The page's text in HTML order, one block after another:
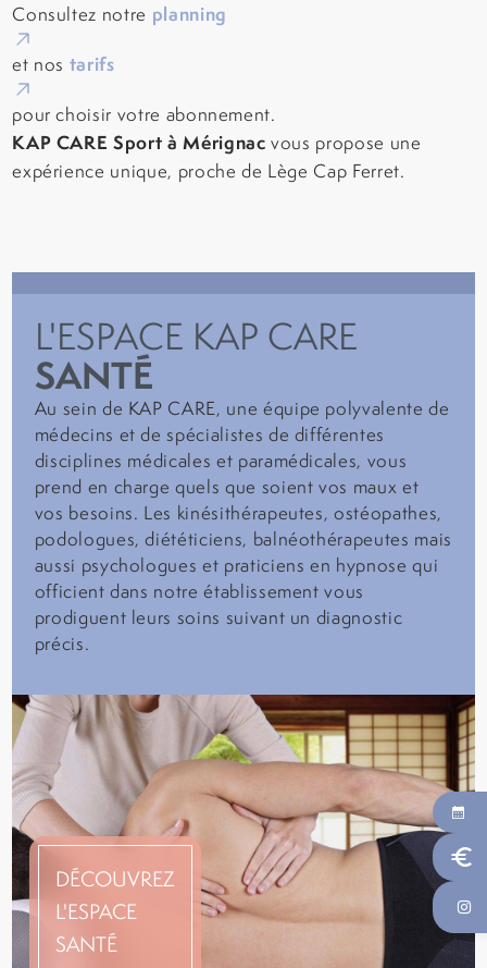
Consultez notre planning
et nos tarifs
pour choisir votre abonnement.
KAP CARE Sport à Mérignac vous propose une
expérience unique, proche de Lège Cap Ferret.
euro
L'ESPACE KAP CARE
SANTÉ
Au sein de KAP CARE, une équipe polyvalente de
médecins et de spécialistes de différentes
disciplines médicales et paramédicales, vous
prend en charge quels que soient vos maux et
vos besoins. Les kinésithérapeutes, ostéopathes,
podologues, diététiciens, balnéothérapeutes mais
aussi psychologues et praticiens en hypnose qui
officient dans notre établissement vous
prodiguent leurs soins suivant un diagnostic
précis.
DÉCOUVREZ
L'ESPACE
SANTÉ